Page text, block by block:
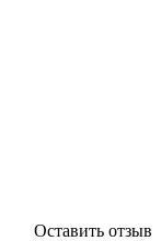
Оставить отзыв